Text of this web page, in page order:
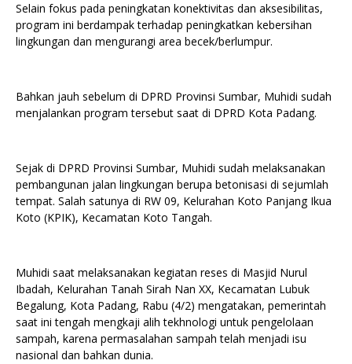
Selain fokus pada peningkatan konektivitas dan aksesibilitas,
program ini berdampak terhadap peningkatkan kebersihan
lingkungan dan mengurangi area becek/berlumpur.
Bahkan jauh sebelum di DPRD Provinsi Sumbar, Muhidi sudah
menjalankan program tersebut saat di DPRD Kota Padang.
Sejak di DPRD Provinsi Sumbar, Muhidi sudah melaksanakan
pembangunan jalan lingkungan berupa betonisasi di sejumlah
tempat. Salah satunya di RW 09, Kelurahan Koto Panjang Ikua
Koto (KPIK), Kecamatan Koto Tangah.
Muhidi saat melaksanakan kegiatan reses di Masjid Nurul
Ibadah, Kelurahan Tanah Sirah Nan XX, Kecamatan Lubuk
Begalung, Kota Padang, Rabu (4/2) mengatakan, pemerintah
saat ini tengah mengkaji alih tekhnologi untuk pengelolaan
sampah, karena permasalahan sampah telah menjadi isu
nasional dan bahkan dunia.